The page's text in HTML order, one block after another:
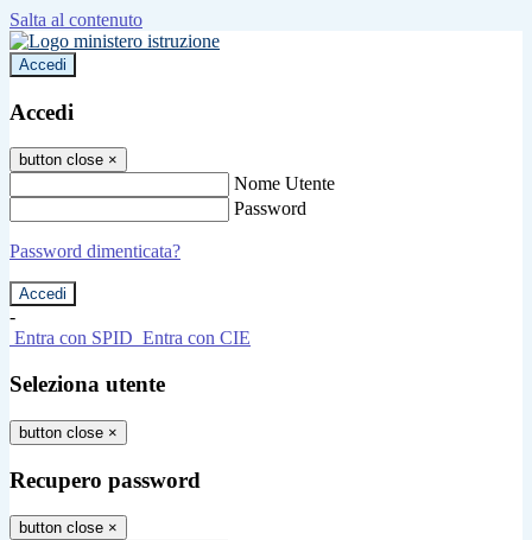
Salta al contenuto
Accedi
Accedi
button close ×
Nome Utente
Password
Password dimenticata?
-
Entra con SPID Entra con CIE
Seleziona utente
button close ×
Recupero password
button close ×